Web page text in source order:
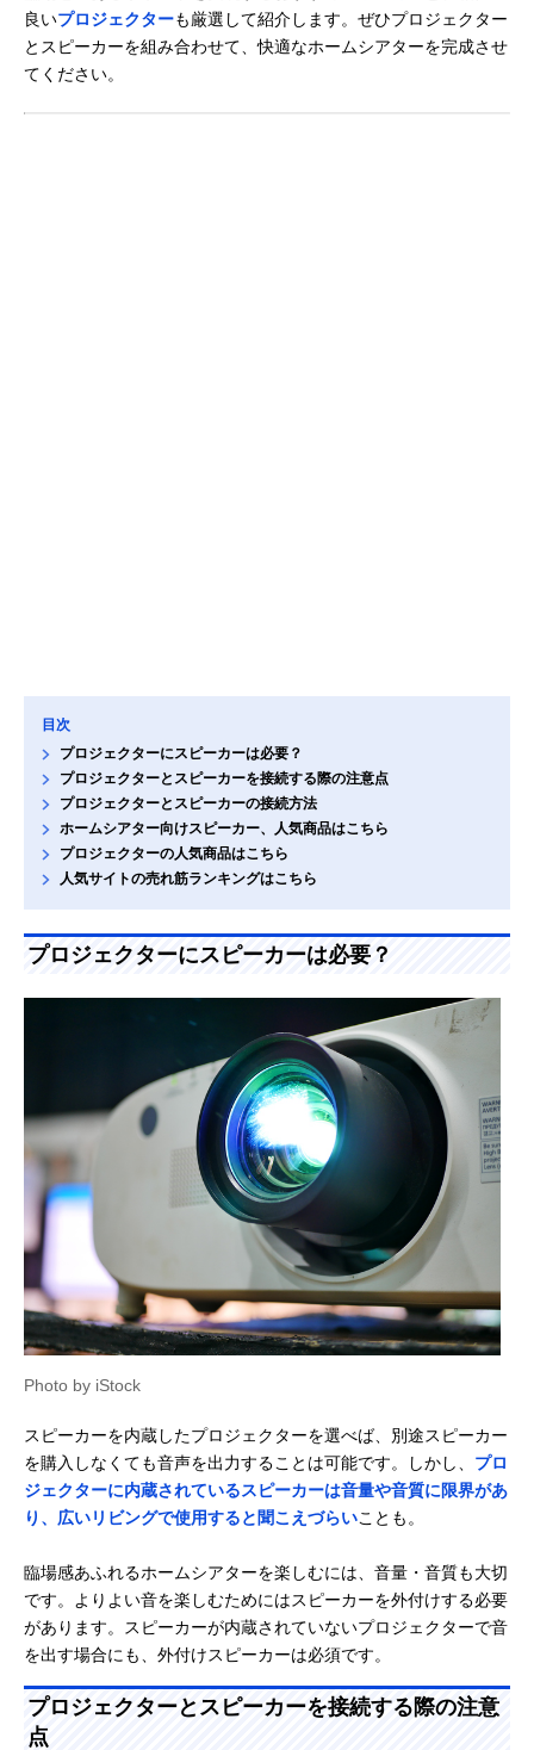
良いプロジェクターも厳選して紹介します。ぜひプロジェクター
とスピーカーを組み合わせて、快適なホームシアターを完成させ
てください。
目次
プロジェクターにスピーカーは必要？
プロジェクターとスピーカーを接続する際の注意点
プロジェクターとスピーカーの接続方法
ホームシアター向けスピーカー、人気商品はこちら
プロジェクターの人気商品はこちら
人気サイトの売れ筋ランキングはこちら
プロジェクターにスピーカーは必要？
Photo by iStock
スピーカーを内蔵したプロジェクターを選べば、別途スピーカー
を購入しなくても音声を出力することは可能です。しかし、 プロ
ジェクターに内蔵されているスピーカーは音量や音質に限界があ
り、広いリビングで使用すると聞こえづらいことも。
臨場感あふれるホームシアターを楽しむには、音量・音質も大切
です。よりよい音を楽しむためにはスピーカーを外付けする必要
があります。スピーカーが内蔵されていないプロジェクターで音
を出す場合にも、外付けスピーカーは必須です。
プロジェクターとスピーカーを接続する際の注意
点